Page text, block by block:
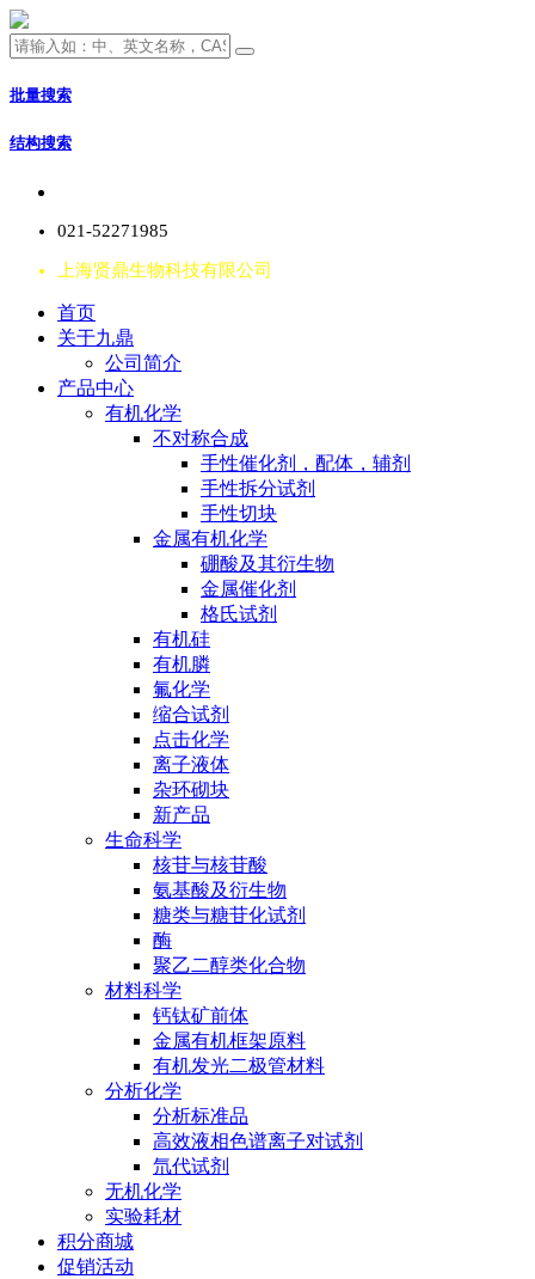
批量搜索
结构搜索
021-52271985
上海贤鼎生物科技有限公司
首页
关于九鼎
公司简介
产品中心
有机化学
不对称合成
手性催化剂，配体，辅剂
手性拆分试剂
手性切块
金属有机化学
硼酸及其衍生物
金属催化剂
格氏试剂
有机硅
有机膦
氟化学
缩合试剂
点击化学
离子液体
杂环砌块
新产品
生命科学
核苷与核苷酸
氨基酸及衍生物
糖类与糖苷化试剂
酶
聚乙二醇类化合物
材料科学
钙钛矿前体
金属有机框架原料
有机发光二极管材料
分析化学
分析标准品
高效液相色谱离子对试剂
氘代试剂
无机化学
实验耗材
积分商城
促销活动